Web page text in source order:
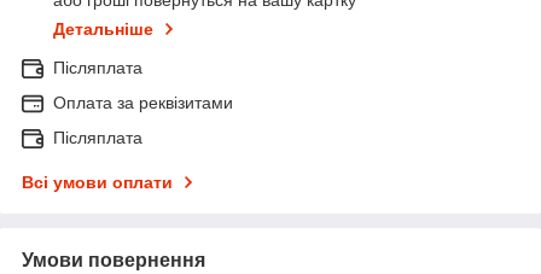
Детальніше
Післяплата
Оплата за реквізитами
Післяплата
Всі умови оплати
Умови повернення